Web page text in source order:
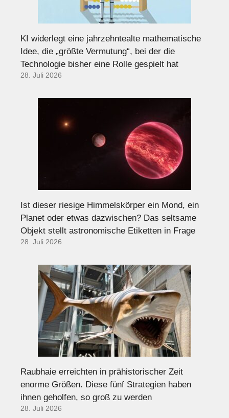
KI widerlegt eine jahrzehntealte mathematische
Idee, die „größte Vermutung“, bei der die
Technologie bisher eine Rolle gespielt hat
28. Juli 2026
Ist dieser riesige Himmelskörper ein Mond, ein
Planet oder etwas dazwischen? Das seltsame
Objekt stellt astronomische Etiketten in Frage
28. Juli 2026
Raubhaie erreichten in prähistorischer Zeit
enorme Größen. Diese fünf Strategien haben
ihnen geholfen, so groß zu werden
28. Juli 2026